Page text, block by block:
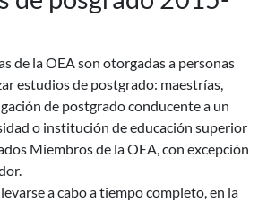
de la OEA son otorgadas a personas
estudios de postgrado: maestrías,
de postgrado conducente a un
o institución de educación superior
Miembros de la OEA, con excepción
a cabo a tiempo completo, en la